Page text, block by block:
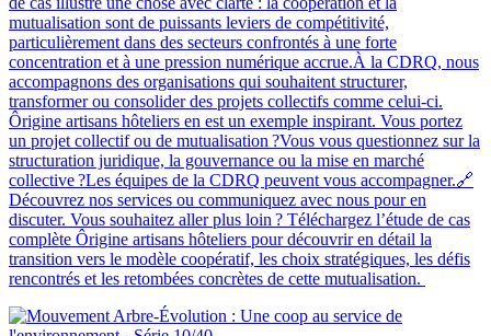
mutualisation sont de puissants leviers de compétitivité,
particulièrement dans des secteurs confrontés à une forte
concentration et à une pression numérique accrue.À la CDRQ, nous
accompagnons des organisations qui souhaitent structurer,
transformer ou consolider des projets collectifs comme celui-ci.
Ôrigine artisans hôteliers en est un exemple inspirant. Vous portez
un projet collectif ou de mutualisation ?Vous vous questionnez sur la
structuration juridique, la gouvernance ou la mise en marché
collective ?Les équipes de la CDRQ peuvent vous accompagner.🔗
Découvrez nos services ou communiquez avec nous pour en
discuter. Vous souhaitez aller plus loin ? Téléchargez l’étude de cas
complète Ôrigine artisans hôteliers pour découvrir en détail la
transition vers le modèle coopératif, les choix stratégiques, les défis
rencontrés et les retombées concrètes de cette mutualisation.